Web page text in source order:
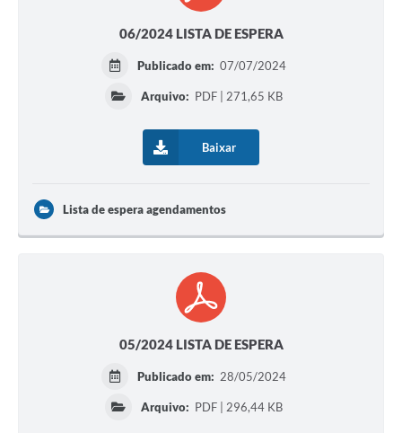
06/2024 LISTA DE ESPERA
Publicado em: 07/07/2024
Arquivo: PDF | 271,65 KB
Baixar
Lista de espera agendamentos
05/2024 LISTA DE ESPERA
Publicado em: 28/05/2024
Arquivo: PDF | 296,44 KB